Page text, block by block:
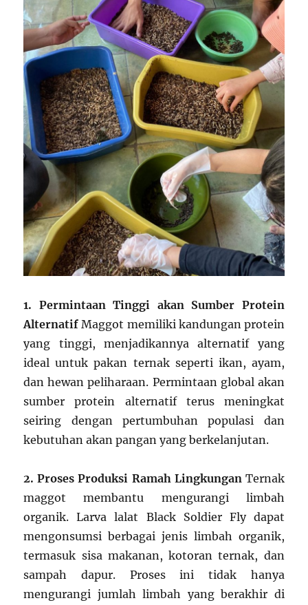
1. Permintaan Tinggi akan Sumber Protein
Alternatif Maggot memiliki kandungan protein
yang tinggi, menjadikannya alternatif yang
ideal untuk pakan ternak seperti ikan, ayam,
dan hewan peliharaan. Permintaan global akan
sumber protein alternatif terus meningkat
seiring dengan pertumbuhan populasi dan
kebutuhan akan pangan yang berkelanjutan.
2. Proses Produksi Ramah Lingkungan Ternak
maggot membantu mengurangi limbah
organik. Larva lalat Black Soldier Fly dapat
mengonsumsi berbagai jenis limbah organik,
termasuk sisa makanan, kotoran ternak, dan
sampah dapur. Proses ini tidak hanya
mengurangi jumlah limbah yang berakhir di